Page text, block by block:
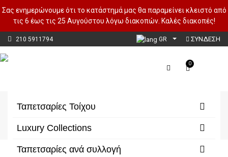
Σας ενημερώνουμε ότι το κατάστημά μας θα παραμείνει κλειστό από
τις 6 έως τις 25 Αυγούστου λόγω διακοπών. Καλές διακοπές!
210 5911794 GR ΣΥΝΔΕΣΗ
Ταπετσαρίες Τοίχου
Luxury Collections
Ταπετσαρίες ανά συλλογή
0
Ταπετσαρίες Ανά Συλλογή
Αρχική Ταπετσαρίες Ανά Συλλογή